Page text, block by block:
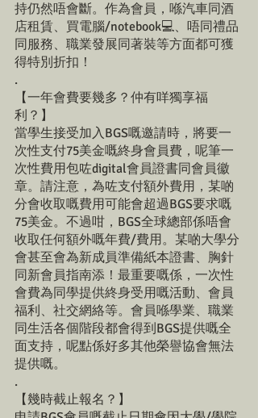
持仍然唔會斷。作為會員，喺汽車同酒
店租賃、買電腦/notebook💻、唔同禮品
同服務、職業發展同著裝等方面都可獲
得特別折扣！
.
【一年會費要幾多？仲有咩獨享福
利？】
當學生接受加入BGS嘅邀請時，將要一
次性支付75美金嘅終身會員費，呢筆一
次性費用包咗digital會員證書同會員徽
章。請注意，為咗支付額外費用，某啲
分會收取嘅費用可能會超過BGS要求嘅
75美金。不過咁，BGS全球總部係唔會
收取任何額外嘅年費/費用。某啲大學分
會甚至會為新成員準備紙本證書、胸針
同新會員指南添！最重要嘅係，一次性
會費為同學提供終身受用嘅活動、會員
福利、社交網絡等。會員喺學業、職業
同生活各個階段都會得到BGS提供嘅全
面支持，呢點係好多其他榮譽協會無法
提供嘅。
.
【幾時截止報名？】